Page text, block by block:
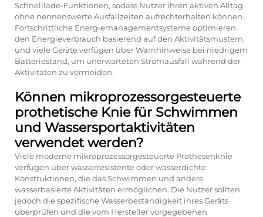
Schnelllade-Funktionen, sodass Nutzer ihren aktiven Alltag
ohne nennenswerte Ausfallzeiten aufrechterhalten können.
Fortschrittliche Energiemanagementsysteme optimieren
den Energieverbrauch basierend auf den Aktivitätsmustern,
und viele Geräte verfügen über Warnhinweise bei niedrigem
Batteriestand, um unerwarteten Stromausfall während der
Aktivitäten zu vermeiden.
Können mikroprozessorgesteuerte
prothetische Knie für Schwimmen
und Wassersportaktivitäten
verwendet werden?
Viele moderne mikroprozessorgesteuerte Prothesenknie
verfügen über wasserresistente oder wasserdichte
Konstruktionen, die das Schwimmen und andere
wasserbasierte Aktivitäten ermöglichen. Die Nutzer sollten
jedoch die spezifische Wasserbeständigkeit ihres Geräts
überprüfen und die vom Hersteller vorgegebenen